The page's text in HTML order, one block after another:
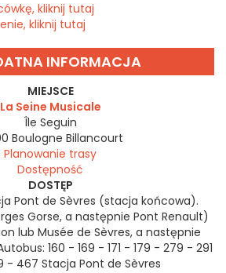
kliknij tutaj
kliknij tutaj
INFORMACJA
MIEJSCE
La Seine Musicale
Île Seguin
Boulogne Billancourt
Planowanie trasy
Dostępność
DOSTĘP
Pont de Sèvres (stacja końcowa).
Gorse, a następnie Pont Renault)
lub Musée de Sèvres, a następnie
160 - 169 - 171 - 179 - 279 - 291
- 467 Stacja Pont de Sèvres